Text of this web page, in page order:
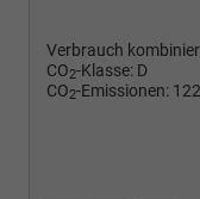
Verbrauch
CO2-Klasse: D
CO2-Emissionen: